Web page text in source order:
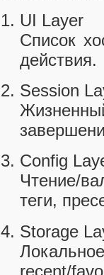
UI Layer
Список
действия.
Session
Config
Чтение/
теги,
Storage
recent/